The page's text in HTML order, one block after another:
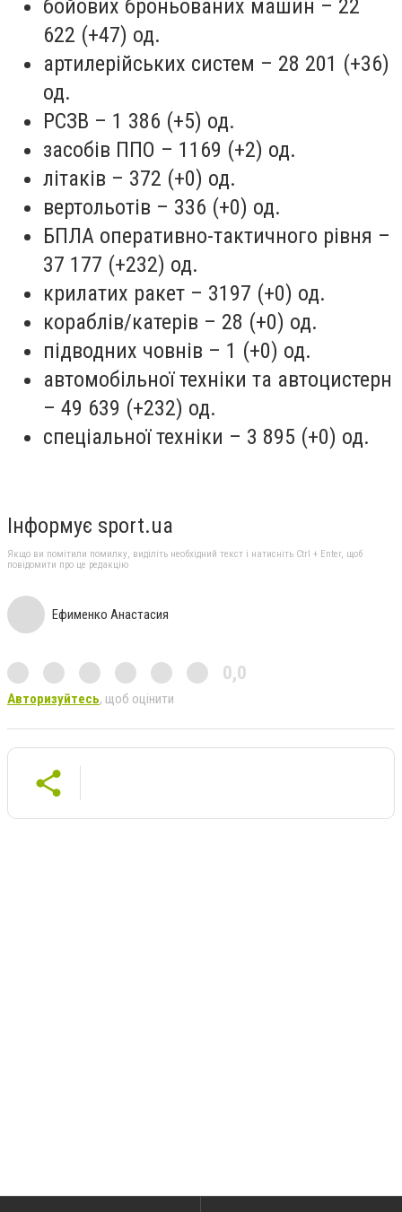
бойових броньованих машин – 22
622 (+47) од.
артилерійських систем – 28 201 (+36)
од.
РСЗВ – 1 386 (+5) од.
засобів ППО – 1169 (+2) од.
літаків – 372 (+0) од.
вертольотів – 336 (+0) од.
БПЛА оперативно-тактичного рівня –
37 177 (+232) од.
крилатих ракет – 3197 (+0) од.
кораблів/катерів – 28 (+0) од.
підводних човнів – 1 (+0) од.
автомобільної техніки та автоцистерн
– 49 639 (+232) од.
спеціальної техніки – 3 895 (+0) од.
Інформує sport.ua
Якщо ви помітили помилку, виділіть необхідний текст і натисніть Ctrl + Enter, щоб
повідомити про це редакцію
Ефименко Анастасия
0,0
Авторизуйтесь, щоб оцінити